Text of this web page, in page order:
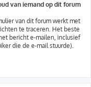
van iemand op dit forum
van dit forum werkt met
te traceren. Het beste
bericht e-mailen, inclusief
die de e-mail stuurde).